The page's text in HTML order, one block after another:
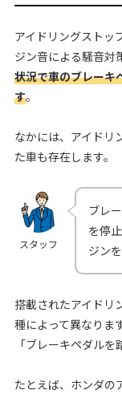
アイドリングストッ
ジン音による騒音対
状況で車のブレーキ
す。
なかには、アイドリ
た車も存在します。
スタッフ
ブレ
を停
ジン
搭載されたアイドリ
種によって異なりま
「ブレーキペダル
たとえば、ホンダ